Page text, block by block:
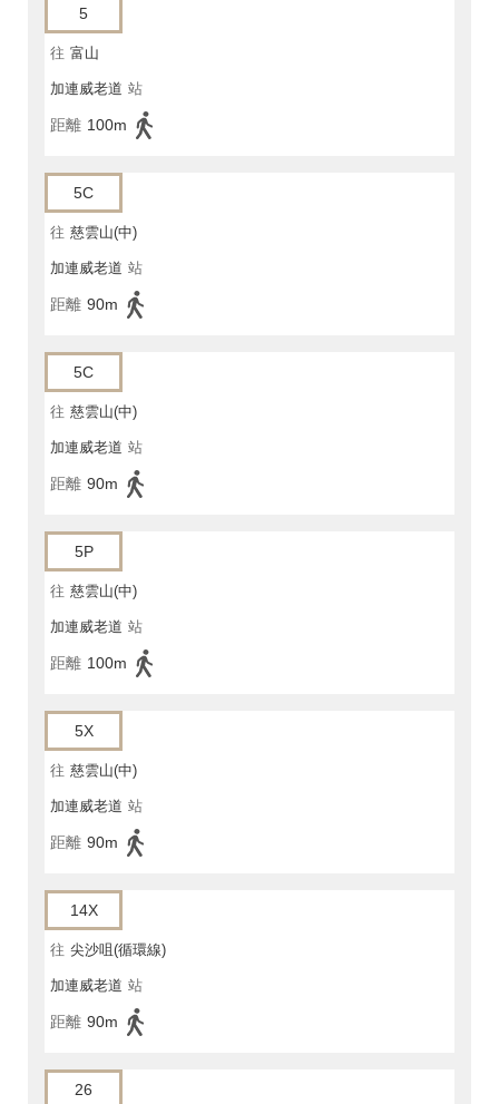
5
往 富山
加連威老道 站
距離 100m
5C
往 慈雲山(中)
加連威老道 站
距離 90m
5C
往 慈雲山(中)
加連威老道 站
距離 90m
5P
往 慈雲山(中)
加連威老道 站
距離 100m
5X
往 慈雲山(中)
加連威老道 站
距離 90m
14X
往 尖沙咀(循環線)
加連威老道 站
距離 90m
26